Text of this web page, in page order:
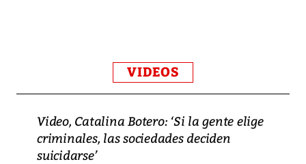
VIDEOS
Video, Catalina Botero: ‘Si la gente elige
criminales, las sociedades deciden
suicidarse’